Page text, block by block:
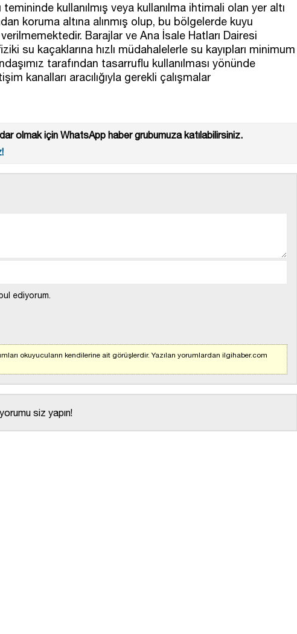
kullanılmış veya kullanılma ihtimali olan yer altı
koruma altına alınmış olup, bu bölgelerde kuyu
verilmemektedir. Barajlar ve Ana İsale Hatları Dairesi
su kaçaklarına hızlı müdahalelerle su kayıpları minimum
tarafından tasarruflu kullanılması yönünde
kanalları aracılığıyla gerekli çalışmalar
olmak için WhatsApp haber grubumuza katılabilirsiniz.
ediyorum.
okuyucuların kendilerine ait görüşlerdir. Yazılan yorumlardan ilgihaber.com
siz yapın!